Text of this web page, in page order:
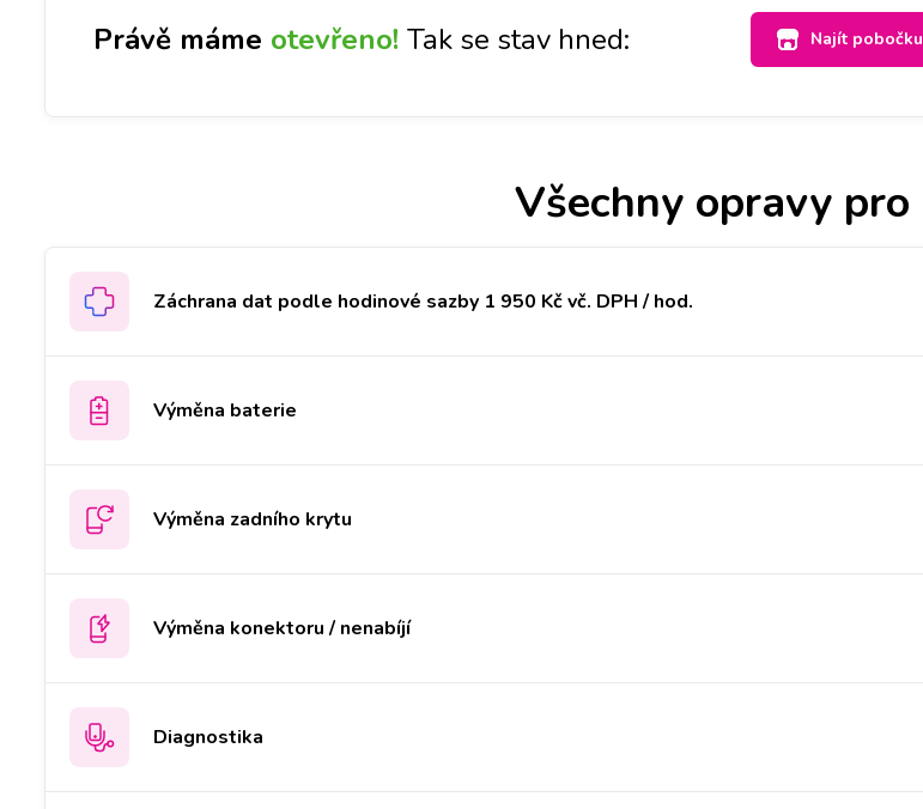
Právě máme otevřeno! Tak se stav hned: Najít pobočku
Všechny opravy pro
Záchrana dat podle hodinové sazby 1 950 Kč vč. DPH / hod.
Výměna baterie
Výměna zadního krytu
Výměna konektoru / nenabíjí
Diagnostika